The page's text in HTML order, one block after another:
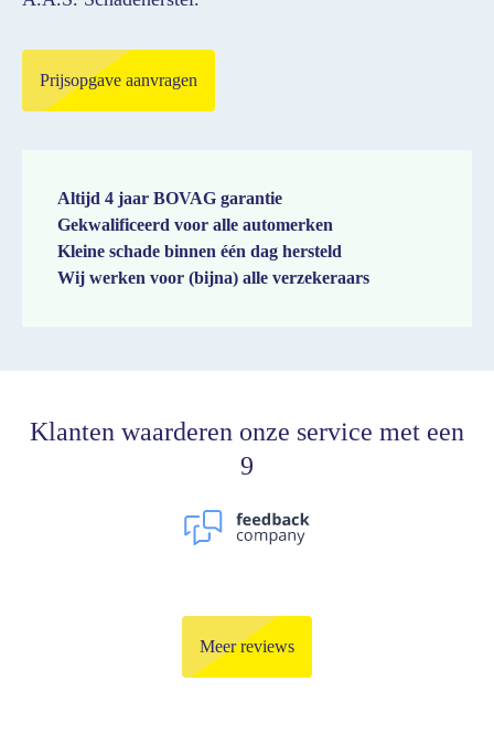
Prijsopgave aanvragen
Altijd 4 jaar BOVAG garantie
Gekwalificeerd voor alle automerken
Kleine schade binnen één dag hersteld
Wij werken voor (bijna) alle verzekeraars
Klanten waarderen onze service met een
9
Meer reviews